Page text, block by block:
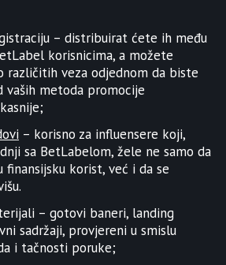
– distribuirat ćete ih među
korisnicima, a možete
različitih veza odjednom da biste
vaših metoda promocije
– korisno za influensere koji,
sa BetLabelom, žele ne samo da
korist, već i da se
– gotovi baneri, landing
sadržaji, provjereni u smislu
i tačnosti poruke;